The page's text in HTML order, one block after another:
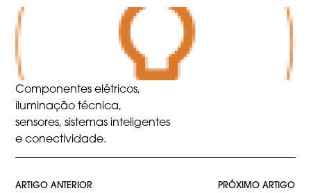
Componentes elétricos,
iluminação técnica,
sensores, sistemas inteligentes
e conectividade.
ARTIGO ANTERIOR PRÓXIMO ARTIGO